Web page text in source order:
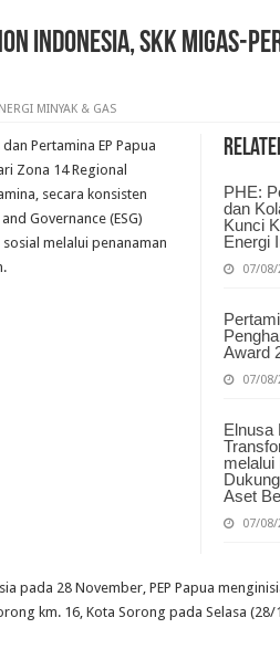
Indonesia, SKK Migas-
MINYAK & GAS
PHE:
dan
Kunci
Energi
07/08/
Award
07/08/
Elnusa
melalui
Aset
07/08/
dan Pertamina EP Papua
Zona 14 Regional
secara konsisten
Governance (ESG)
melalui penanaman
pada 28 November, PEP Papua
km. 16, Kota Sorong pada Selasa (28/